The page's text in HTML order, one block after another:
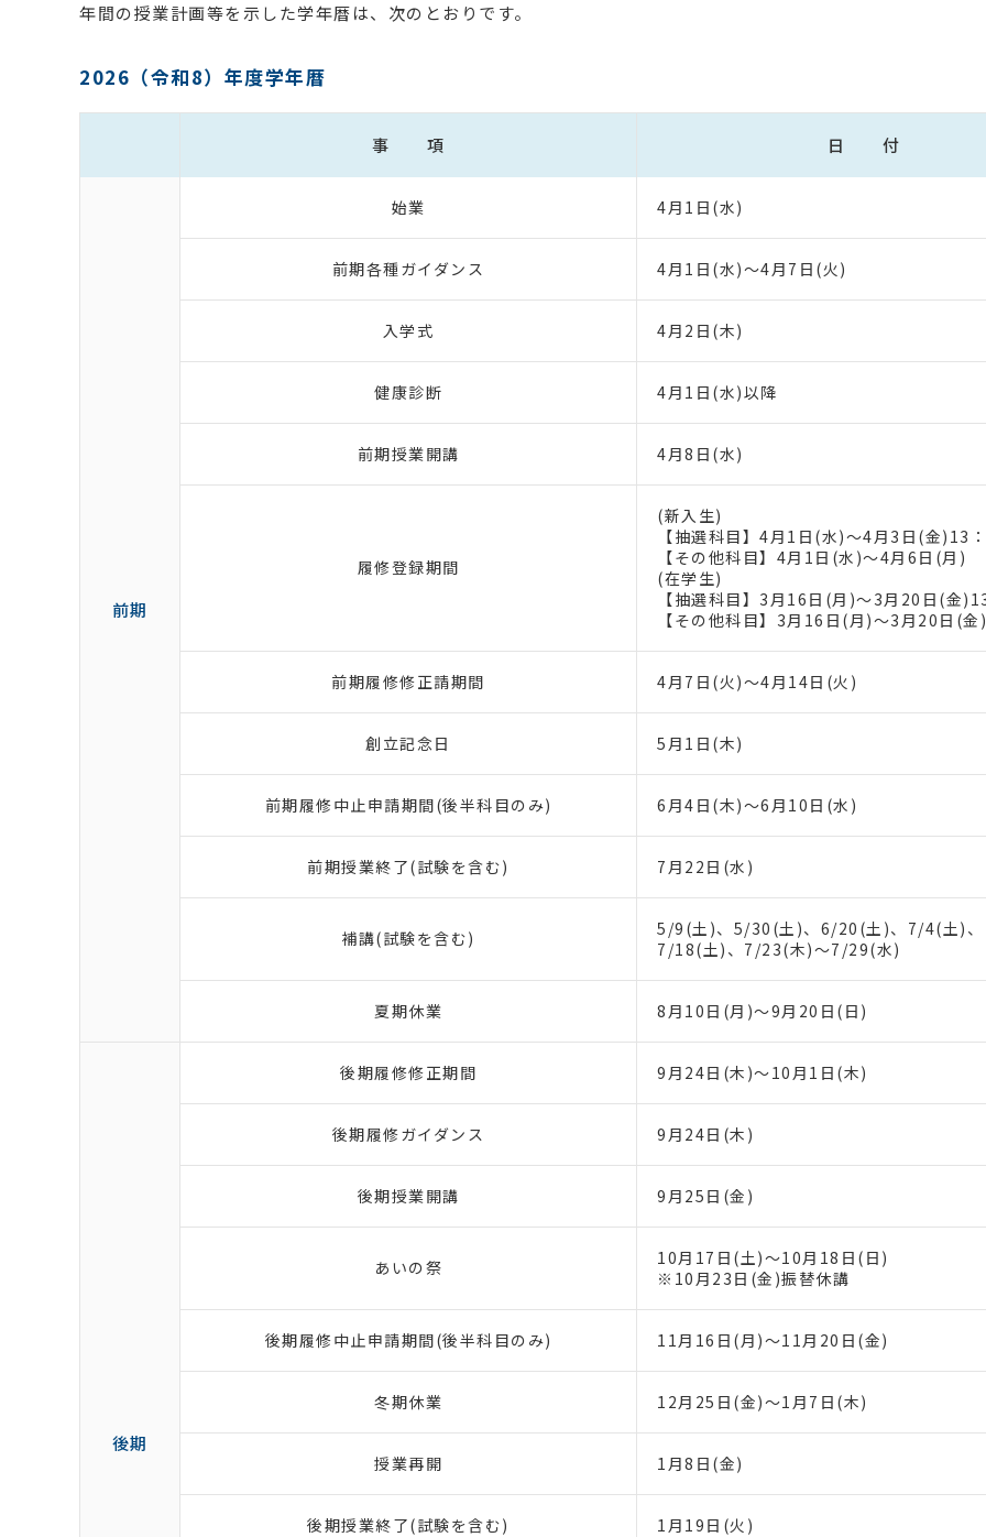
年間の授業計画等を示した学年暦は、次のとおりです。
2026（令和8）年度学年暦
事 項 日 付
前期
始業 4月1日(水)
前期各種ガイダンス 4月1日(水)～4月7日(火)
入学式 4月2日(木)
健康診断 4月1日(水)以降
前期授業開講 4月8日(水)
履修登録期間
(新入生)
【抽選科目】4月1日(水)～4月3日(金)13
【その他科目】4月1日(水)～4月6日(月)
(在学生)
【抽選科目】3月16日(月)～3月20日(金
【その他科目】3月16日(月)～3月20日(金)
前期履修修正請期間 4月7日(火)～4月14日(火)
創立記念日 5月1日(木)
前期履修中止申請期間(後半科目のみ) 6月4日(木)～6月10日(水)
前期授業終了(試験を含む) 7月22日(水)
補講(試験を含む)
5/9(土)、5/30(土)、6/20(土)、7/4(土)、
7/18(土)、7/23(木)～7/29(水)
夏期休業 8月10日(月)～9月20日(日)
後期
後期履修修正期間 9月24日(木)～10月1日(木)
後期履修ガイダンス 9月24日(木)
後期授業開講 9月25日(金)
あいの祭
10月17日(土)～10月18日(日)
※10月23日(金)振替休講
後期履修中止申請期間(後半科目のみ) 11月16日(月)～11月20日(金)
冬期休業 12月25日(金)～1月7日(木)
授業再開 1月8日(金)
後期授業終了(試験を含む) 1月19日(火)